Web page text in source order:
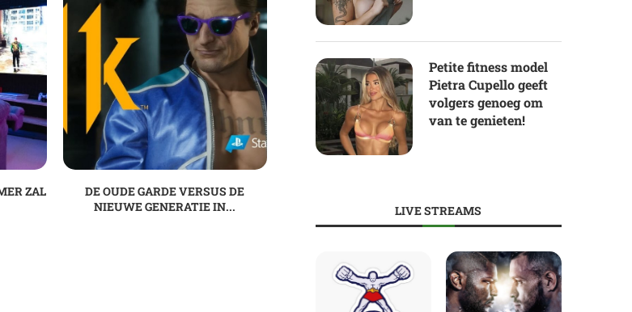
ZAL
DE OUDE GARDE VERSUS DE
NIEUWE GENERATIE IN...
Petite fitness model
Pietra Cupello geeft
volgers genoeg om
van te genieten!
LIVE STREAMS